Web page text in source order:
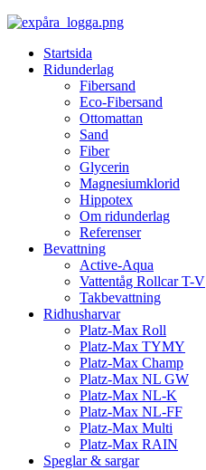
Startsida
Ridunderlag
Fibersand
Eco-Fibersand
Ottomattan
Sand
Fiber
Glycerin
Magnesiumklorid
Hippotex
Om ridunderlag
Referenser
Bevattning
Active-Aqua
Vattentåg Rollcar T-V
Takbevattning
Ridhusharvar
Platz-Max Roll
Platz-Max TYMY
Platz-Max Champ
Platz-Max NL GW
Platz-Max NL-K
Platz-Max NL-FF
Platz-Max Multi
Platz-Max RAIN
Speglar & sargar